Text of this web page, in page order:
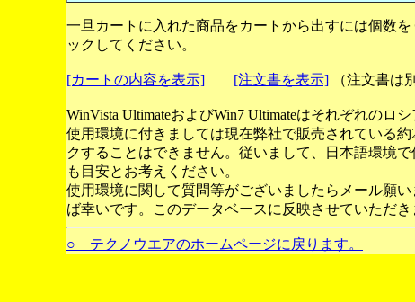
一旦カートに入れた商品をカートから出すには個数
ックしてください。
[カートの内容を表示] [注文書を表示] （注文書は
WinVista UltimateおよびWin7 Ultimateはそれぞれのロ
使用環境に付きましては現在弊社で販売されている
クすることはできません。従いまして、日本語環境
も目安とお考えください。
使用環境に関して質問等がございましたらメール願
ば幸いです。このデータベースに反映させていただき
○ テクノウエアのホームページに戻ります。